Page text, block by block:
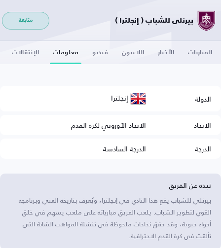
بيرنلي للشباب ( إنجلترا ) متابعة
المباريات الأخبار اللاعبون فيديو معلومات الإنتقالات
الدولة إنجلترا
الاتحاد
الاتحاد الأوروبي لكرة القدم
الدرجة
الدرجة السادسة
نبذة عن الفريق
بيرنلي للشباب يقع هذا النادي في إنجلترا، ويُعرف بتاريخه الغني وبرنامجه
القوي لتطوير الشباب. يلعب الفريق مبارياته على ملعب يسهم في خلق
أجواء حيوية، وقد حقق نجاحات ملحوظة في تنشئة المواهب الشابة التي
تألقت في كرة القدم الاحترافية.